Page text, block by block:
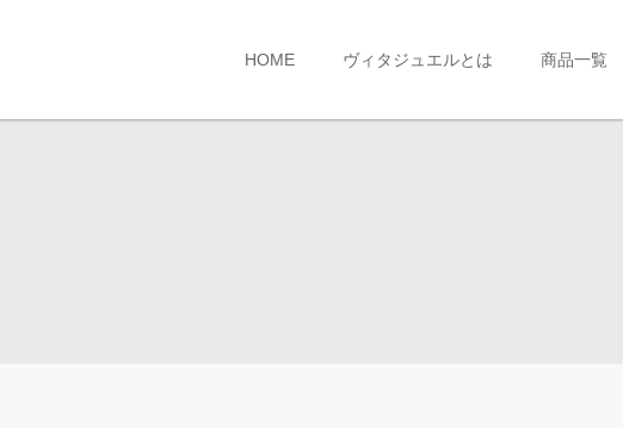
HOME ヴィタジュエルとは 商品一覧